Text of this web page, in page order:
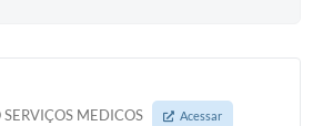
MEDICOS
Acessar